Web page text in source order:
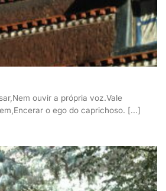
ouvir a própria voz.Vale
o ego do caprichoso. [...]